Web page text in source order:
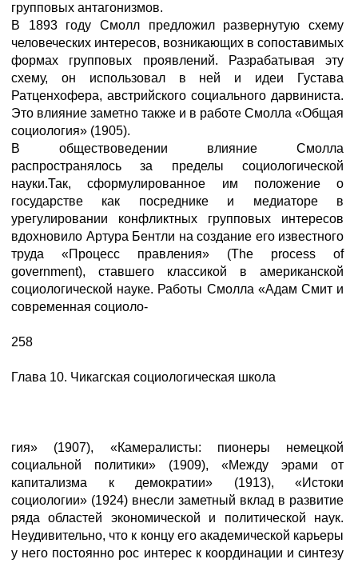
групповых антагонизмов.
В 1893 году Смолл предложил развернутую схему
человеческих интересов, возникающих в сопоставимых
формах групповых проявлений. Разрабатывая эту
схему, он использовал в ней и идеи Густава
Ратценхофера, австрийского социального дарвиниста.
Это влияние заметно также и в работе Смолла «Общая
социология» (1905).
В обществоведении влияние Смолла
распространялось за пределы социологической
науки.Так, сформулированное им положение о
государстве как посреднике и медиаторе в
урегулировании конфликтных групповых интересов
вдохновило Артура Бентли на создание его известного
труда «Процесс правления» (The process of
government), ставшего классикой в американской
социологической науке. Работы Смолла «Адам Смит и
современная социоло-
258
Глава 10. Чикагская социологическая школа
гия» (1907), «Камералисты: пионеры немецкой
социальной политики» (1909), «Между эрами от
капитализма к демократии» (1913), «Истоки
социологии» (1924) внесли заметный вклад в развитие
ряда областей экономической и политической наук.
Неудивительно, что к концу его академической карьеры
у него постоянно рос интерес к координации и синтезу